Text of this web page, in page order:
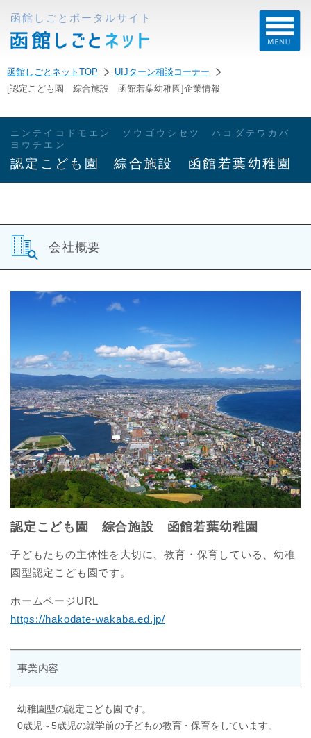
函館しごとポータルサイト
函館しごとネットTOP
UIJターン相談コーナー
[認定こども園 綜合施設 函館若葉幼稚園]企業情報
ニンテイコドモエン ソウゴウシセツ ハコダテワカバ
ヨウチエン
認定こども園 綜合施設 函館若葉幼稚園
会社概要
認定こども園 綜合施設 函館若葉幼稚園
子どもたちの主体性を大切に、教育・保育している、幼稚
園型認定こども園です。
ホームページURL
https://hakodate-wakaba.ed.jp/
事業内容
幼稚園型の認定こども園です。
0歳児～5歳児の就学前の子どもの教育・保育をしています。